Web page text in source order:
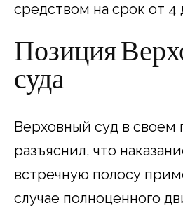
средством на срок от 4
Позиция
суда
Верховный суд в своем
разъяснил, что
встречную полосу
случае полноценного